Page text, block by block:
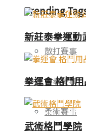
Trending
散打賽事
泰拳賽事
柔術賽事
新莊泰拳運動
拳運會 格鬥
武術格鬥學院